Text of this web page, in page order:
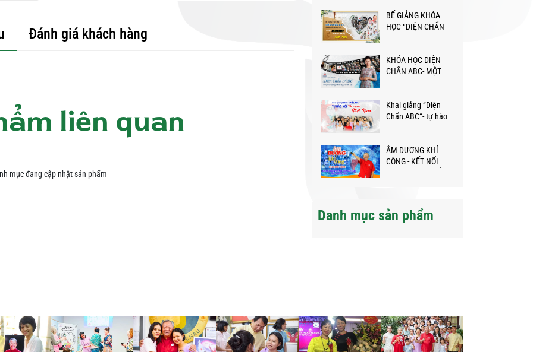
Đánh giá khách hàng
liên quan
mục đang cập nhật sản phẩm
BẾ GIẢNG KHÓA
HỌC “DIỆN CHẨN
TRÊN HÀNH TRÌNH
KỲ DIỆU
KHÓA HỌC DIỆN
CHẨN ABC- MỘT
Khai giảng “Diện
Chẩn ABC“- tự hào
ÂM DƯƠNG KHÍ
CÔNG - KẾT NỐI
Danh mục sản phẩm